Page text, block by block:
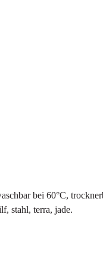
bei 60°C,
stahl, terra, jade.